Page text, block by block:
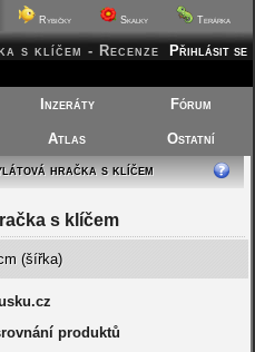
Rybičky Skalky Terárka
Přihlásit se
s klíčem - Recenze
Inzeráty Fórum
Atlas
Ostatní
hračka s klíčem
s klíčem
(šířka)
produktů